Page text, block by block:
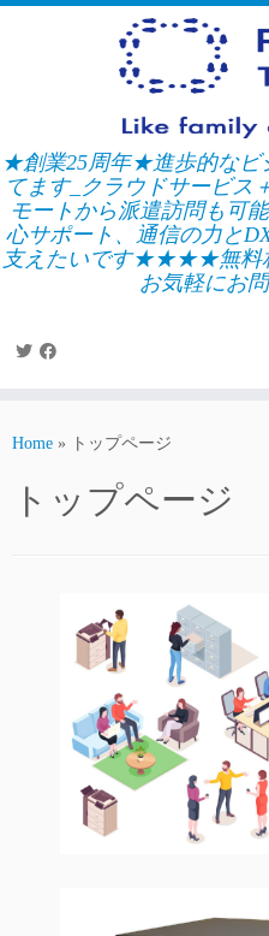
Skip
★創業25周年★進歩的なビ
てます_クラウドサービス
モートから派遣訪問も可
心サポート、通信の力と
支えたいです★★★★無料相
お気軽にお
Home » トップページ
トップページ